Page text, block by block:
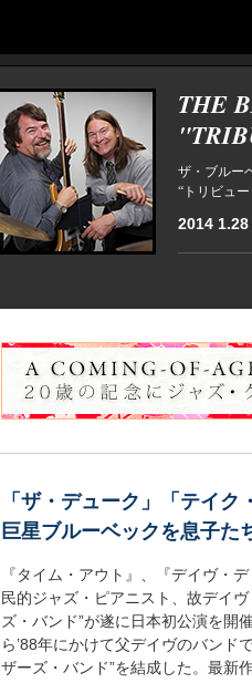
THE
ザ・ブルー
“トリビュ
2014
「ザ・デューク」「テイク
巨星ブルーベックを息子た
『タイム・アウト』、『デイヴ・
民的ジャズ・ピアニスト、故デイ
ズ・バンド”が遂に日本初公演を開
ら’88年にかけて父デイヴのバンド
ザーズ・バンド”を結成した。最新